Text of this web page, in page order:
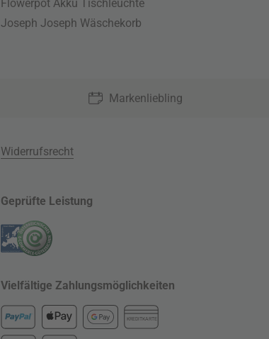
Flowerpot Akku Tischleuchte
Joseph Joseph Wäschekorb
Markenliebling
Widerrufsrecht
Geprüfte Leistung
Vielfältige Zahlungsmöglichkeiten
KREDITKARTE